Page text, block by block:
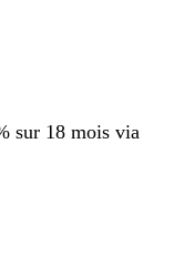
sur 18 mois via